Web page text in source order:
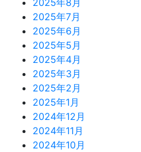
2025年8月
2025年7月
2025年6月
2025年5月
2025年4月
2025年3月
2025年2月
2025年1月
2024年12月
2024年11月
2024年10月